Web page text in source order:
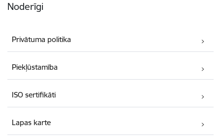
Noderīgi
Privātuma politika
Piekļūstamība
ISO sertifikāti
Lapas karte